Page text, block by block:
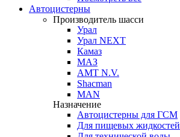
Автоцистерны
Производитель шасси
Урал
Урал NEXT
Камаз
МАЗ
AMT N.V.
Shacman
MAN
Назначение
Автоцистерны для ГСМ
Для пищевых жидкостей